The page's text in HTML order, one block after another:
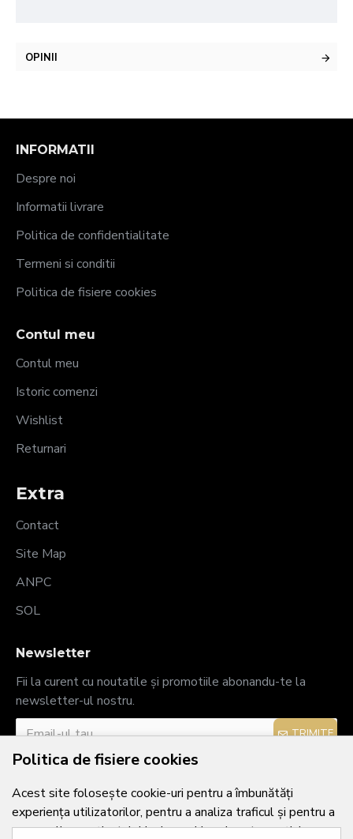
OPINII
INFORMATII
Despre noi
Informatii livrare
Politica de confidentialitate
Termeni si conditii
Politica de fisiere cookies
Contul meu
Contul meu
Istoric comenzi
Wishlist
Returnari
Extra
Contact
Site Map
ANPC
SOL
Newsletter
Fii la curent cu noutatile și promotiile abonandu-te la
newsletter-ul nostru.
TRIMITE
Politica de fisiere cookies
Acest site folosește cookie-uri pentru a îmbunătăți
experiența utilizatorilor, pentru a analiza traficul și pentru a
personaliza conținutul. Unele cookie-uri sunt esențiale